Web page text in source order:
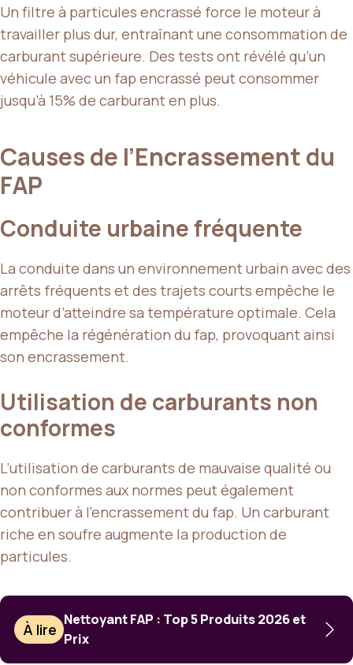
Un filtre à particules encrassé force le moteur à
travailler plus dur, entraînant une consommation de
carburant supérieure. Des tests ont révélé qu’un
véhicule avec un fap encrassé peut consommer
jusqu’à 15% de carburant en plus.
Causes de l’Encrassement du
FAP
Conduite urbaine fréquente
La conduite dans un environnement urbain avec des
arrêts fréquents et des trajets courts empêche le
moteur d’atteindre sa température optimale. Cela
empêche la régénération du fap, provoquant ainsi
son encrassement.
Utilisation de carburants non
conformes
L’utilisation de carburants de mauvaise qualité ou
non conformes aux normes peut également
contribuer à l’encrassement du fap. Un carburant
riche en soufre augmente la production de
particules.
À lire
Nettoyant FAP : Top 5 Produits 2026 et
Prix